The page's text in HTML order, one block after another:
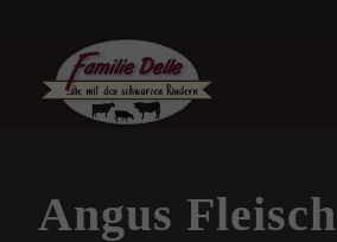
Angus Fleisch